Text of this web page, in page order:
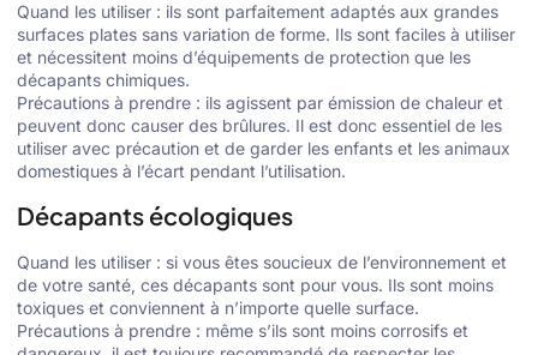
Quand les utiliser : ils sont parfaitement adaptés aux grandes
surfaces plates sans variation de forme. Ils sont faciles à utiliser
et nécessitent moins d’équipements de protection que les
décapants chimiques.
Précautions à prendre : ils agissent par émission de chaleur et
peuvent donc causer des brûlures. Il est donc essentiel de les
utiliser avec précaution et de garder les enfants et les animaux
domestiques à l’écart pendant l’utilisation.
Décapants écologiques
Quand les utiliser : si vous êtes soucieux de l’environnement et
de votre santé, ces décapants sont pour vous. Ils sont moins
toxiques et conviennent à n’importe quelle surface.
Précautions à prendre : même s’ils sont moins corrosifs et